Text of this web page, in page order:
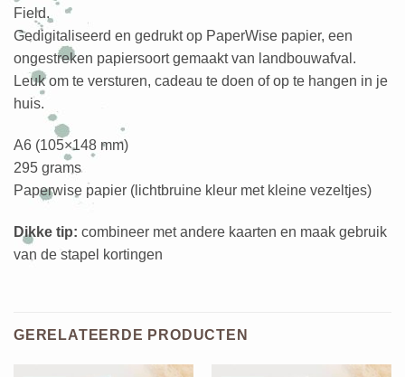
Field.
Gedigitaliseerd en gedrukt op PaperWise papier, een
ongestreken papiersoort gemaakt van landbouwafval.
Leuk om te versturen, cadeau te doen of op te hangen in je
huis.
A6 (105×148 mm)
295 grams
Paperwise papier (lichtbruine kleur met kleine vezeltjes)
Dikke tip: combineer met andere kaarten en maak gebruik
van de stapel kortingen
GERELATEERDE PRODUCTEN